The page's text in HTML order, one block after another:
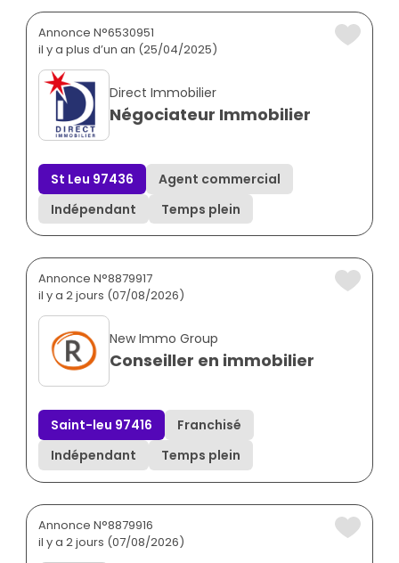
Annonce N°6530951
il y a plus d’un an (25/04/2025)
Direct Immobilier
Négociateur Immobilier
St Leu 97436
Agent commercial
Indépendant
Temps plein
Annonce N°8879917
il y a 2 jours (07/08/2026)
New Immo Group
Conseiller en immobilier
Saint-leu 97416
Franchisé
Indépendant
Temps plein
Annonce N°8879916
il y a 2 jours (07/08/2026)